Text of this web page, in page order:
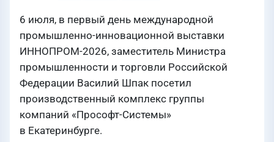
6 июля, в первый день международной
промышленно-инновационной выставки
ИННОПРОМ-2026, заместитель Министра
промышленности и торговли Российской
Федерации Василий Шпак посетил
производственный комплекс группы
компаний «Прософт-Системы»
в Екатеринбурге.